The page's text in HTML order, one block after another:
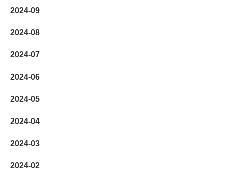
2024-09
2024-08
2024-07
2024-06
2024-05
2024-04
2024-03
2024-02